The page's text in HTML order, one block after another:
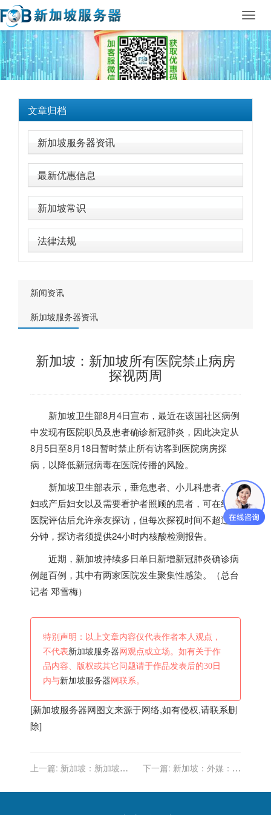
文章归档
新加坡服务器资讯
最新优惠信息
新加坡常识
法律法规
新闻资讯
新加坡服务器资讯
新加坡：新加坡所有医院禁止病房
探视两周
新加坡卫生部8月4日宣布，最近在该国社区病例
中发现有医院职员及患者确诊新冠肺炎，因此决定从
8月5日至8月18日暂时禁止所有访客到医院病房探
病，以降低新冠病毒在医院传播的风险。
新加坡卫生部表示，垂危患者、小儿科患者、孕
妇或产后妇女以及需要看护者照顾的患者，可在经过
医院评估后允许亲友探访，但每次探视时间不超过30
分钟，探访者须提供24小时内核酸检测报告。
近期， 新加坡持续多日单日新增新冠肺炎确诊病
例超百例，其中有两家医院发生聚集性感染。（总台
记者 邓雪梅）
特别声明：以上文章内容仅代表作者本人观点，
不代表新加坡服务器 网观点或立场。如有关于作
品内容、版权或其它问题请于作品发表后的30日
内与新加坡服务器 网联系。
[新加坡服务器网图文来源于网络,如有侵权,请联系删
除]
上一篇: 新加坡：新加坡总
知美国人是否意识到将面对
下一篇: 新加坡：外媒：美
继续搅局南海